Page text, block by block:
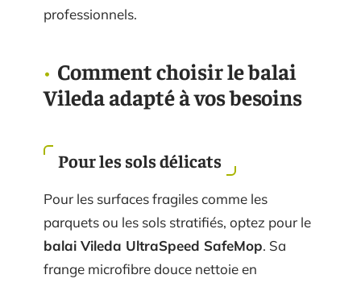
professionnels.
Comment choisir le balai
Vileda adapté à vos besoins
Pour les sols délicats
Pour les surfaces fragiles comme les
parquets ou les sols stratifiés, optez pour le
balai Vileda UltraSpeed SafeMop. Sa
frange microfibre douce nettoie en